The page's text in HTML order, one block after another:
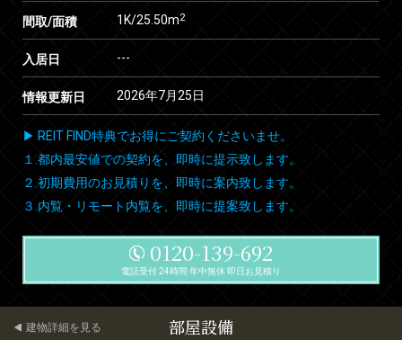
間取/面積 1K/25.50m2
入居日 ---
情報更新日 2026年7月25日
▶ REIT FIND特典でお得にご契約くださいませ。
１.都内最安値での契約を、即時に提示致します。
２.初期費用のお見積りを、即時に案内致します。
３.内覧・リモート内覧を、即時に提案致します。
0120-139-692
電話受付 24時間 年中無休 即日お見積り
部屋設備
建物詳細を見る